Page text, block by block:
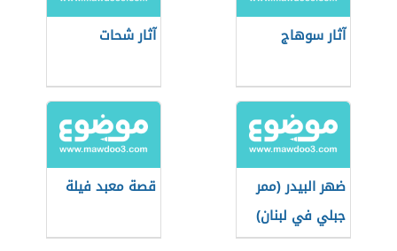
آثار سوهاج آثار شحات
ضهر البيدر (ممر
جبلي في لبنان)
قصة معبد فيلة